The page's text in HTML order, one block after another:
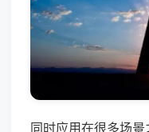
同时应用在很多场